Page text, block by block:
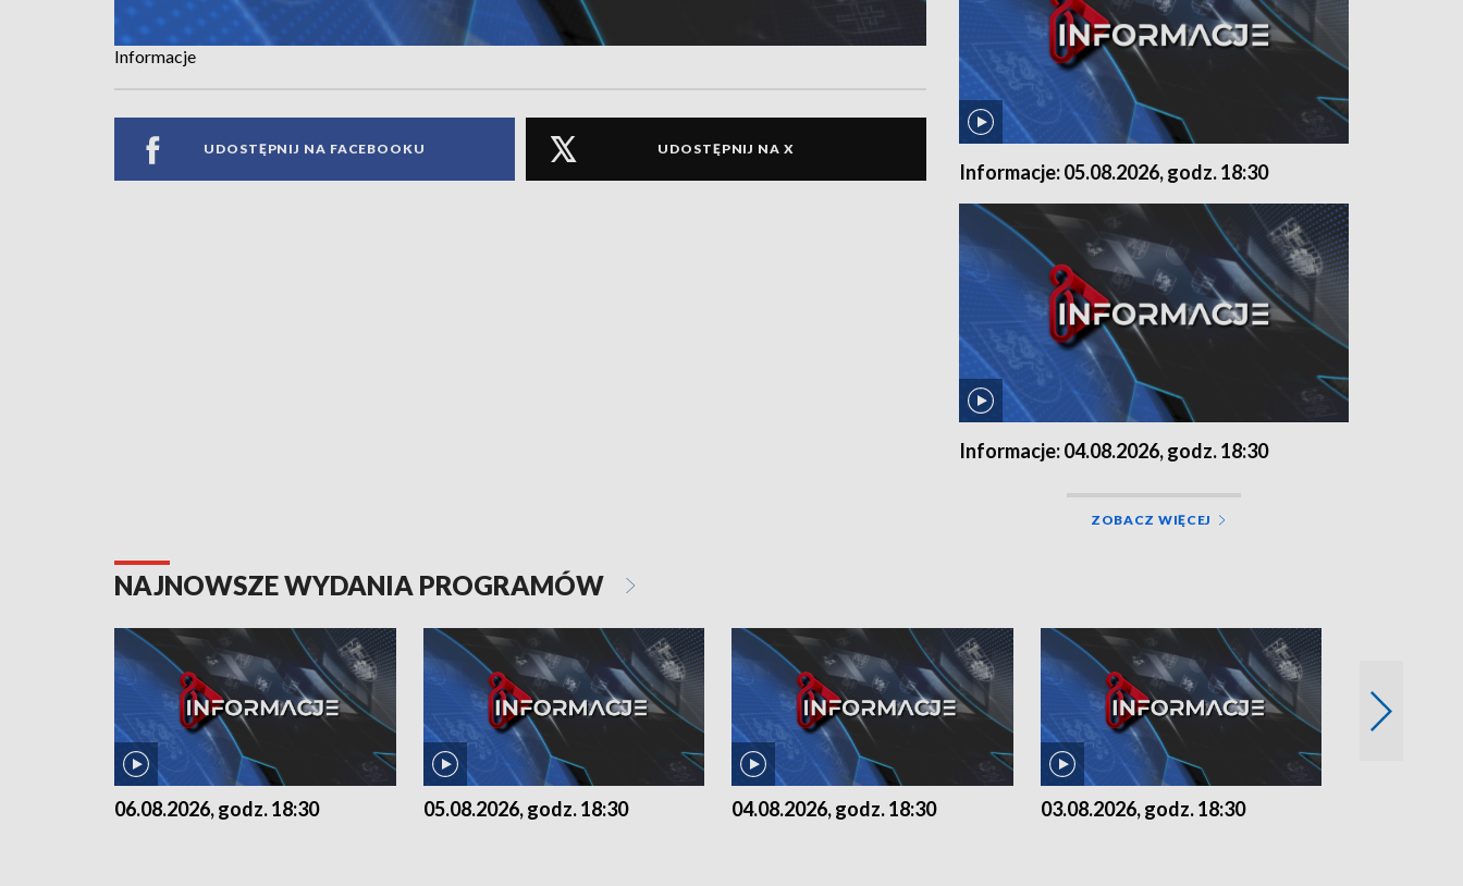
Informacje
UDOSTĘPNIJ NA FACEBOOKU UDOSTĘPNIJ NA X
Informacje: 05.08.2026, godz. 18:30
Informacje: 04.08.2026, godz. 18:30
ZOBACZ WIĘCEJ
NAJNOWSZE WYDANIA PROGRAMÓW
06.08.2026, godz. 18:30 05.08.2026, godz. 18:30 04.08.2026, godz. 18:30 03.08.2026, godz. 18:30